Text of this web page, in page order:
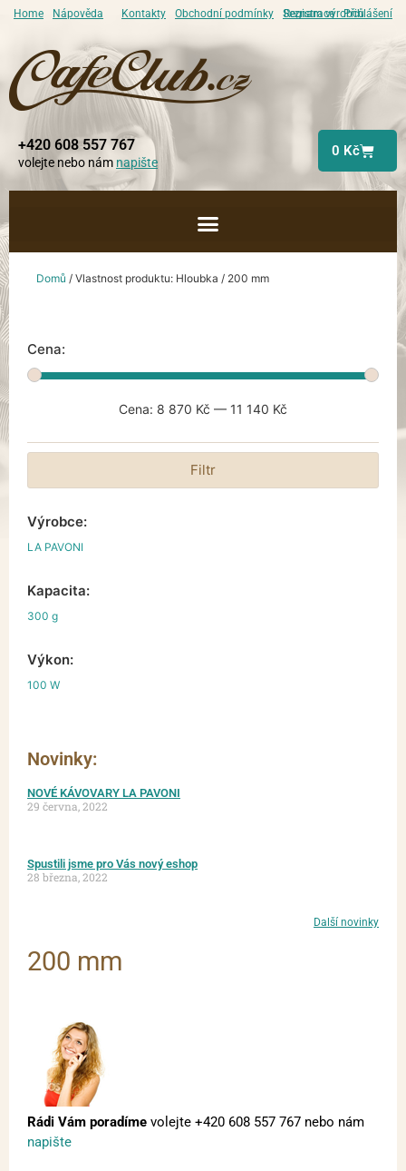
Home Nápověda Kontakty Obchodní podmínky Seznam výrobců
Registrace Přihlášení
+420 608 557 767
volejte nebo nám napište
0 Kč
Domů / Vlastnost produktu: Hloubka / 200 mm
Cena:
Filtr
Cena: 8 870 Kč — 11 140 Kč
Výrobce:
LA PAVONI
Kapacita:
300 g
Výkon:
100 W
Novinky:
NOVÉ KÁVOVARY LA PAVONI
29 června, 2022
Spustili jsme pro Vás nový eshop
28 března, 2022
Další novinky
200 mm
Rádi Vám poradíme volejte +420 608 557 767 nebo nám
napište